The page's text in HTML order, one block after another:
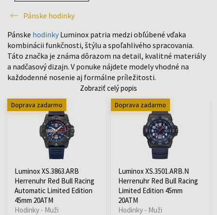
Pánske hodinky
Pánske hodinky Luminox patria medzi obľúbené vďaka
kombinácii funkčnosti, štýlu a spoľahlivého spracovania.
Táto značka je známa dôrazom na detail, kvalitné materiály
a nadčasový dizajn. V ponuke nájdete modely vhodné na
každodenné nosenie aj formálne príležitosti.
Zobraziť celý popis
Doprava zadarmo
Luminox XS.3863.ARB
Herrenuhr Red Bull Racing
Automatic Limited Edition
45mm 20ATM
Hodinky - Muži
Doprava zadarmo
Luminox XS.3501.ARB.N
Herrenuhr Red Bull Racing
Limited Edition 45mm
20ATM
Hodinky - Muži